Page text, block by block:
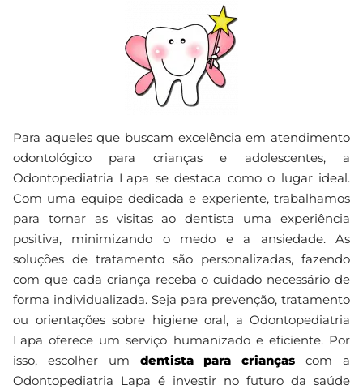
Para aqueles que buscam excelência em atendimento
odontológico para crianças e adolescentes, a
Odontopediatria Lapa se destaca como o lugar ideal.
Com uma equipe dedicada e experiente, trabalhamos
para tornar as visitas ao dentista uma experiência
positiva, minimizando o medo e a ansiedade. As
soluções de tratamento são personalizadas, fazendo
com que cada criança receba o cuidado necessário de
forma individualizada. Seja para prevenção, tratamento
ou orientações sobre higiene oral, a Odontopediatria
Lapa oferece um serviço humanizado e eficiente. Por
isso, escolher um dentista para crianças com a
Odontopediatria Lapa é investir no futuro da saúde